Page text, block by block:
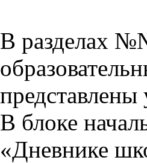
В разделах
В блоке
«Дневнике